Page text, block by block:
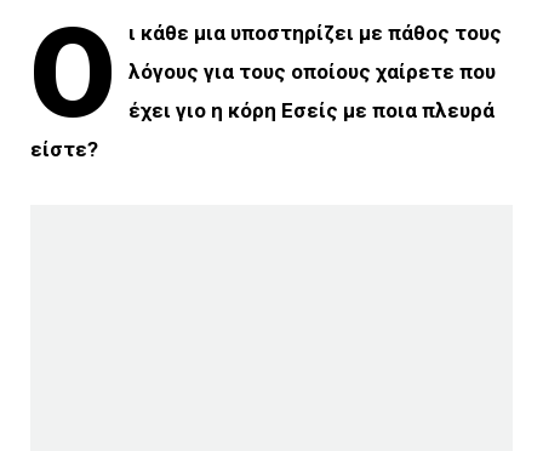
Ο
ι κάθε μια υποστηρίζει με πάθος τους
λόγους για τους οποίους χαίρετε που
έχει γιο η κόρη Εσείς με ποια πλευρά
είστε?